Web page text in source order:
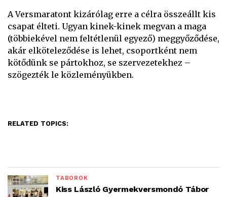
A Versmaratont kizárólag erre a célra összeállt kis
csapat élteti. Ugyan kinek-kinek megvan a maga
(többiekével nem feltétlenül egyező) meggyőződése,
akár elköteleződése is lehet, csoportként nem
kötődünk se pártokhoz, se szervezetekhez –
szögezték le közleményükben.
RELATED TOPICS:
TÁBOROK
Kiss László Gyermekversmondó Tábor